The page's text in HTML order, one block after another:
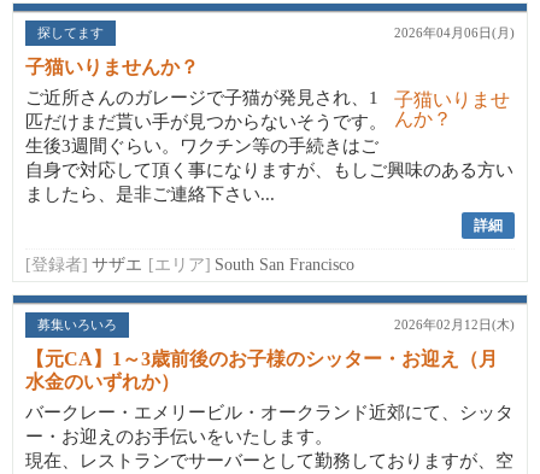
探してます 2026年04月06日(月)
子猫いりませんか？
ご近所さんのガレージで子猫が発見され、1
匹だけまだ貰い手が見つからないそうです。
生後3週間ぐらい。ワクチン等の手続きはご
自身で対応して頂く事になりますが、もしご興味のある方い
ましたら、是非ご連絡下さい...
詳細
[登録者] サザエ [エリア] South San Francisco
募集いろいろ 2026年02月12日(木)
【元CA】1～3歳前後のお子様のシッター・お迎え（月
水金のいずれか）
バークレー・エメリービル・オークランド近郊にて、シッタ
ー・お迎えのお手伝いをいたします。
現在、レストランでサーバーとして勤務しておりますが、空